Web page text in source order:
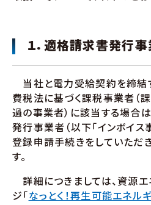
１．適格請求書発行
当社と電力受給契約を締結
費税法に基づく課税事業者（
過の事業者）に該当する場合
発行事業者（以下「インボイス
登録申請手続きをしていただ
す。
詳細につきましては、資源
ジ「なっとく！再生可能エネル